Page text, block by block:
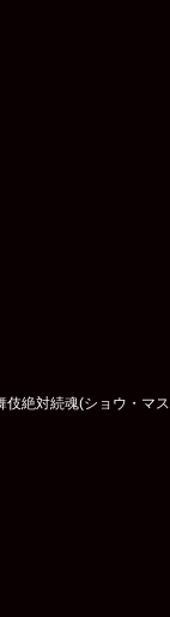
絶対続魂(ショウ・マス